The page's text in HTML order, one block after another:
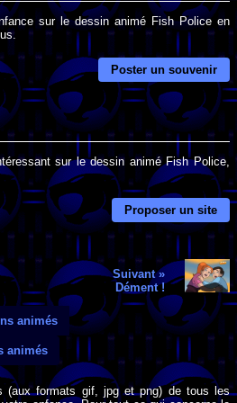
sur le dessin animé Fish Police en
Poster un souvenir
sur le dessin animé Fish Police,
Proposer un site
Suivant »
Dément !
animés
animés
(aux formats gif, jpg et png) de tous les